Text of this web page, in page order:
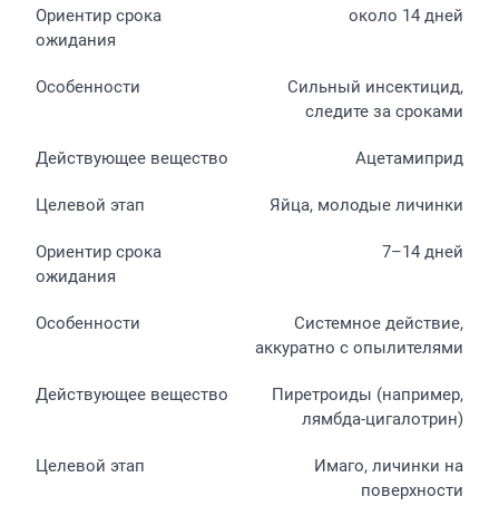
около 14 дней
Сильный инсектицид,
следите за сроками
Ацетамиприд
Яйца, молодые личинки
7–14 дней
Системное действие,
аккуратно с опылителями
Пиретроиды (например,
лямбда-цигалотрин)
Имаго, личинки на
поверхности